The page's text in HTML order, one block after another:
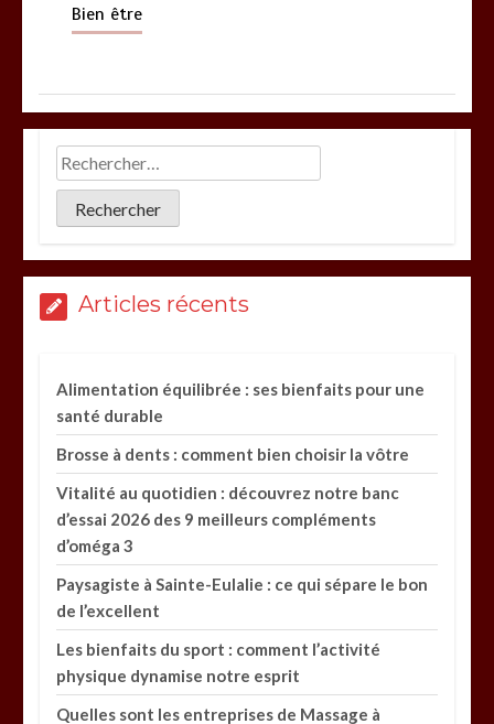
Bien être
Articles récents
Alimentation équilibrée : ses bienfaits pour une
santé durable
Brosse à dents : comment bien choisir la vôtre
Vitalité au quotidien : découvrez notre banc
d’essai 2026 des 9 meilleurs compléments
d’oméga 3
Paysagiste à Sainte-Eulalie : ce qui sépare le bon
de l’excellent
Les bienfaits du sport : comment l’activité
physique dynamise notre esprit
Quelles sont les entreprises de Massage à